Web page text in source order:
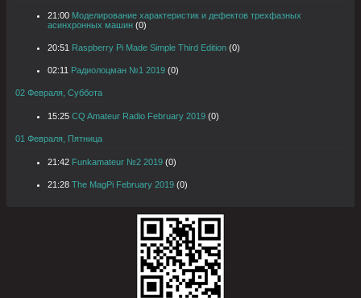
21:00 Моделирование характеристик и дефектов трехфазных
асинхронных машин (0)
20:51 Raspberry Pi Made Simple Third Edition (0)
02:11 Радиолоцман №1 2019 (0)
02 Февраля, Суббота
15:25 CQ Amateur Radio February 2019 (0)
01 Февраля, Пятница
21:42 Funkamateur №2 2019 (0)
21:28 The MagPi February 2019 (0)